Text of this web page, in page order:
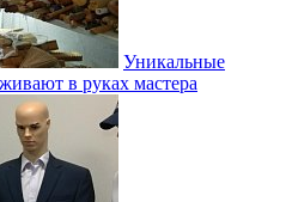
Уникальные
в руках мастера